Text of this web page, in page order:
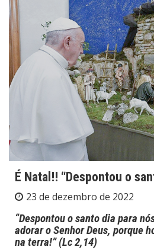
É Natal!! “Despontou o
23 de dezembro de 2022
“Despontou o santo dia para
adorar o Senhor Deus, porque
na terra!” (Lc 2,14)